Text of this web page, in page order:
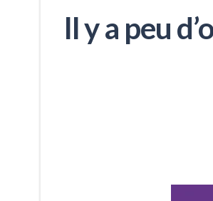
Il y a peu